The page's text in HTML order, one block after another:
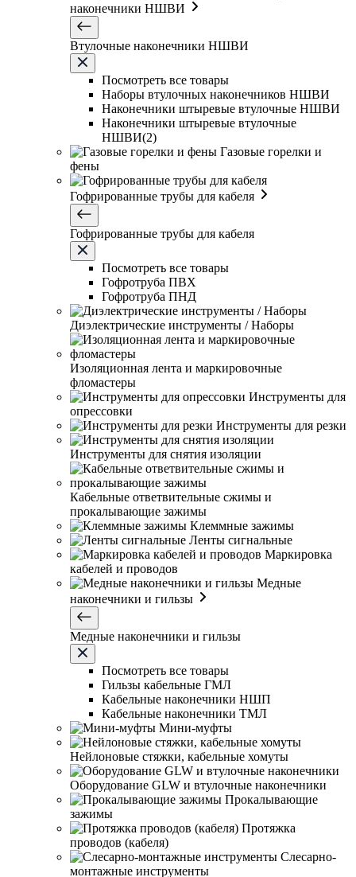
наконечники НШВИ
Втулочные наконечники НШВИ
Посмотреть все товары
Наборы втулочных наконечников НШВИ
Наконечники штыревые втулочные НШВИ
Наконечники штыревые втулочные
НШВИ(2)
Газовые горелки и
фены
Гофрированные трубы для кабеля
Гофрированные трубы для кабеля
Посмотреть все товары
Гофротруба ПВХ
Гофротруба ПНД
Диэлектрические инструменты / Наборы
Изоляционная лента и маркировочные
фломастеры
Инструменты для
опрессовки
Инструменты для резки
Инструменты для снятия изоляции
Кабельные ответвительные сжимы и
прокалывающие зажимы
Клеммные зажимы
Ленты сигнальные
Маркировка
кабелей и проводов
Медные
наконечники и гильзы
Медные наконечники и гильзы
Посмотреть все товары
Гильзы кабельные ГМЛ
Кабельные наконечники НШП
Кабельные наконечники ТМЛ
Мини-муфты
Нейлоновые стяжки, кабельные хомуты
Оборудование GLW и втулочные наконечники
Прокалывающие
зажимы
Протяжка
проводов (кабеля)
Слесарно-
монтажные инструменты